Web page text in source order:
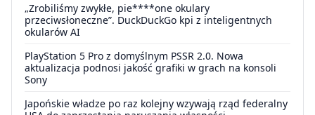
„Zrobiliśmy zwykłe, pie****one okulary
przeciwsłoneczne”. DuckDuckGo kpi z inteligentnych
okularów AI
PlayStation 5 Pro z domyślnym PSSR 2.0. Nowa
aktualizacja podnosi jakość grafiki w grach na konsoli
Sony
Japońskie władze po raz kolejny wzywają rząd federalny